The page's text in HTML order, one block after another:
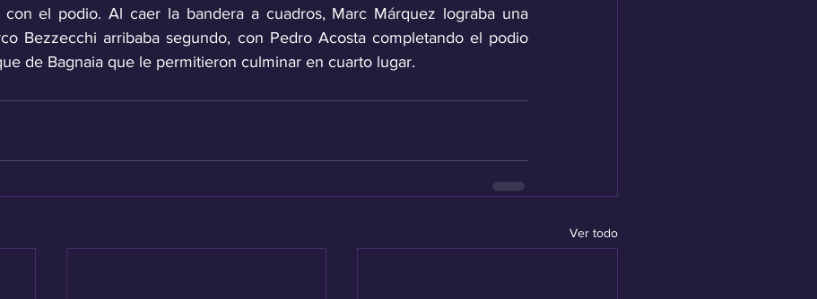
con el podio. Al caer la bandera a cuadros, Marc Márquez lograba una
Bezzecchi arribaba segundo, con Pedro Acosta completando el podio
de Bagnaia que le permitieron culminar en cuarto lugar.
Ver todo